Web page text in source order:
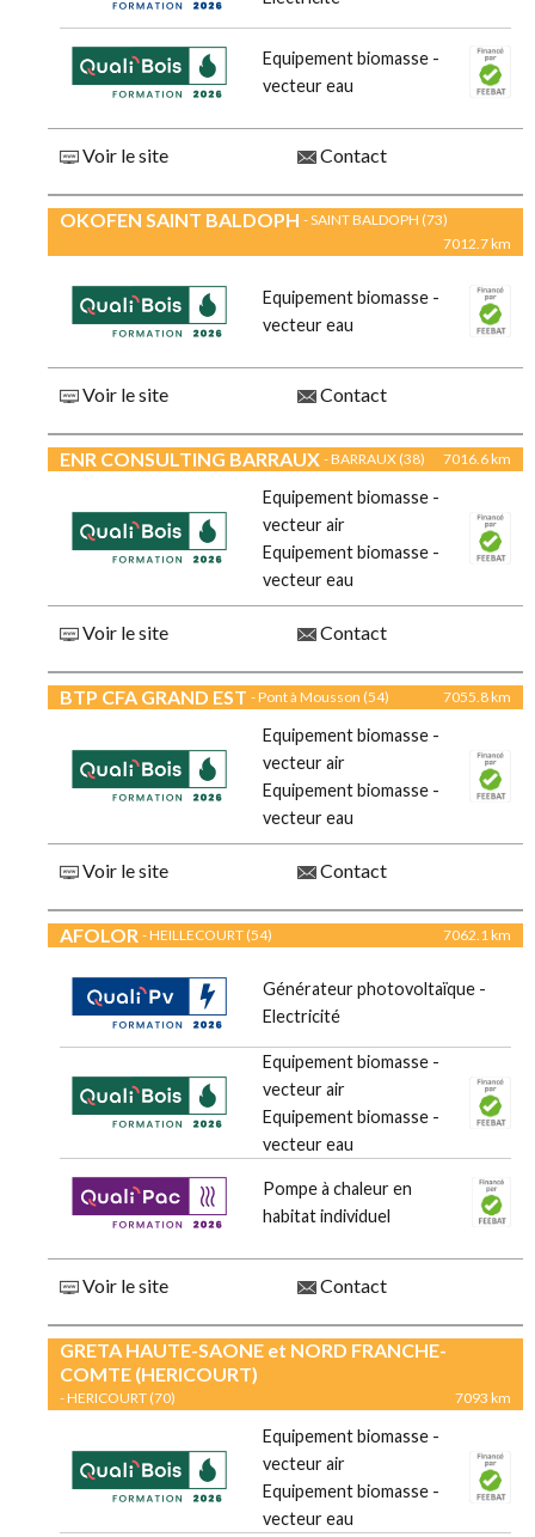
Equipement biomasse -
vecteur eau
Voir le site Contact
OKOFEN SAINT BALDOPH - SAINT BALDOPH (73)
7012.7 km
Equipement biomasse -
vecteur eau
Voir le site Contact
ENR CONSULTING BARRAUX - BARRAUX (38) 7016.6 km
Equipement biomasse -
vecteur air
Equipement biomasse -
vecteur eau
Voir le site Contact
BTP CFA GRAND EST - Pont à Mousson (54) 7055.8 km
Equipement biomasse -
vecteur air
Equipement biomasse -
vecteur eau
Voir le site Contact
AFOLOR - HEILLECOURT (54) 7062.1 km
Générateur photovoltaïque -
Electricité
Equipement biomasse -
vecteur air
Equipement biomasse -
vecteur eau
Pompe à chaleur en
habitat individuel
Voir le site Contact
GRETA HAUTE-SAONE et NORD FRANCHE-
COMTE (HERICOURT)
- HERICOURT (70) 7093 km
Equipement biomasse -
vecteur air
Equipement biomasse -
vecteur eau